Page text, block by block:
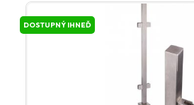
DOSTUPNÝ IHNEĎ